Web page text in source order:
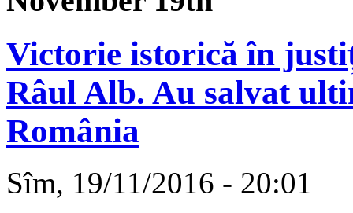
Victorie istorică în
Râul Alb. Au salvat
România
Sîm, 19/11/2016 - 20:01